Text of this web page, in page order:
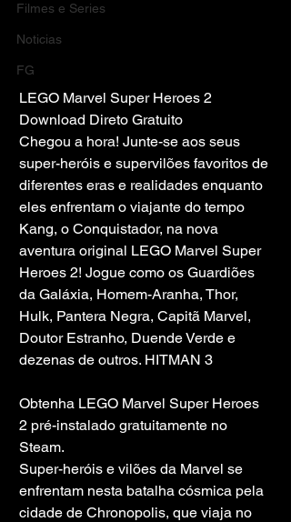
Filmes e Series
Noticias
FG
LEGO Marvel Super Heroes 2
Download Direto Gratuito
Chegou a hora! Junte-se aos seus
super-heróis e supervilões favoritos de
diferentes eras e realidades enquanto
eles enfrentam o viajante do tempo
Kang, o Conquistador, na nova
aventura original LEGO Marvel Super
Heroes 2! Jogue como os Guardiões
da Galáxia, Homem-Aranha, Thor,
Hulk, Pantera Negra, Capitã Marvel,
Doutor Estranho, Duende Verde e
dezenas de outros. HITMAN 3
Obtenha LEGO Marvel Super Heroes
2 pré-instalado gratuitamente no
Steam.
Super-heróis e vilões da Marvel se
enfrentam nesta batalha cósmica pela
cidade de Chronopolis, que viaja no